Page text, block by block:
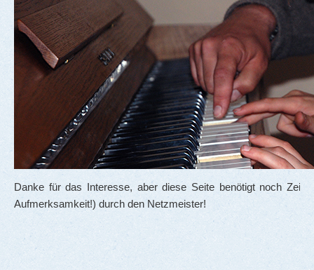
Danke für das Interesse, aber diese Seite benötigt noch Zeit
Aufmerksamkeit!) durch den Netzmeister!